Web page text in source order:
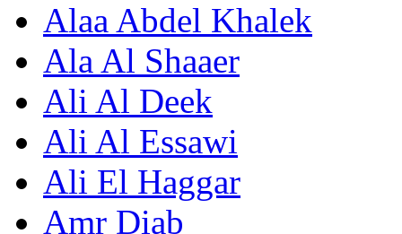
Alaa Abdel Khalek
Ala Al Shaaer
Ali Al Deek
Ali Al Essawi
Ali El Haggar
Amr Diab